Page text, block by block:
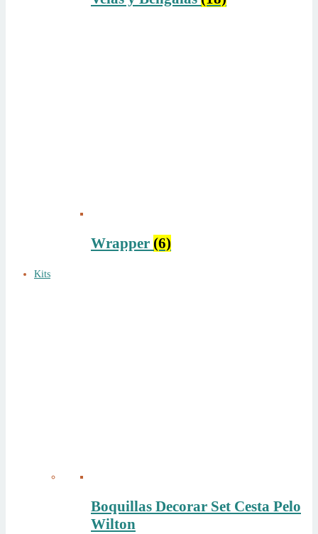
Wrapper (6)
Kits
Boquillas Decorar Set Cesta Pelo
Wilton